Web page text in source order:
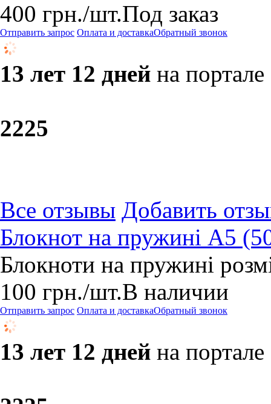
400 грн./шт.Под заказ
Отправить запрос Оплата и доставкаОбратный звонок
13 лет 12 дней на портале
2225
Все отзывы Добавить
Блокнот на пружині А5
Блокноти на пружині
100 грн./шт.В наличии
Отправить запрос Оплата и доставкаОбратный звонок
13 лет 12 дней на портале